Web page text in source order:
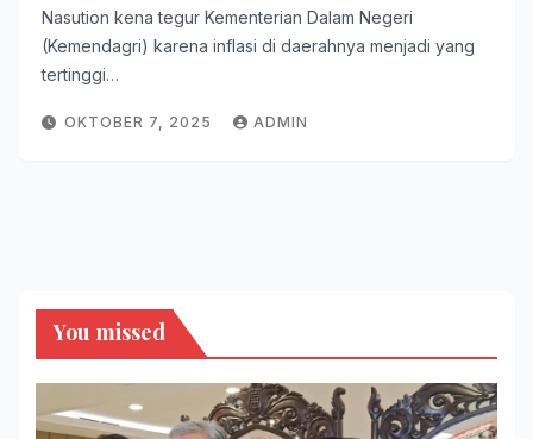
Nasution kena tegur Kementerian Dalam Negeri
(Kemendagri) karena inflasi di daerahnya menjadi yang
tertinggi…
OKTOBER 7, 2025 ADMIN
You missed